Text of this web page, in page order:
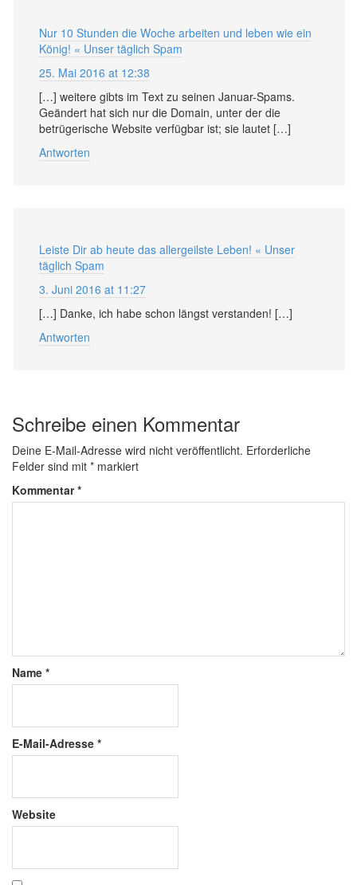
Nur 10 Stunden die Woche arbeiten und leben wie ein
König! « Unser täglich Spam
25. Mai 2016 at 12:38
[…] weitere gibts im Text zu seinen Januar-Spams.
Geändert hat sich nur die Domain, unter der die
betrügerische Website verfügbar ist; sie lautet […]
Antworten
Leiste Dir ab heute das allergeilste Leben! « Unser
täglich Spam
3. Juni 2016 at 11:27
[…] Danke, ich habe schon längst verstanden! […]
Antworten
Schreibe einen Kommentar
Deine E-Mail-Adresse wird nicht veröffentlicht. Erforderliche
Felder sind mit * markiert
Kommentar*
Name *
E-Mail-Adresse *
Website